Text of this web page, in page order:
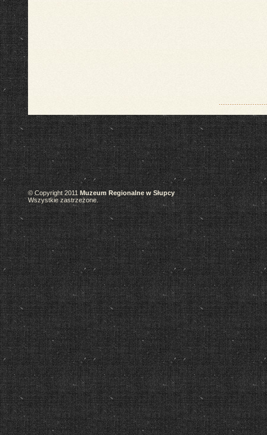
© Copyright 2011Muzeum Regionalne w Słupcy
Wszystkie zastrzeżone.